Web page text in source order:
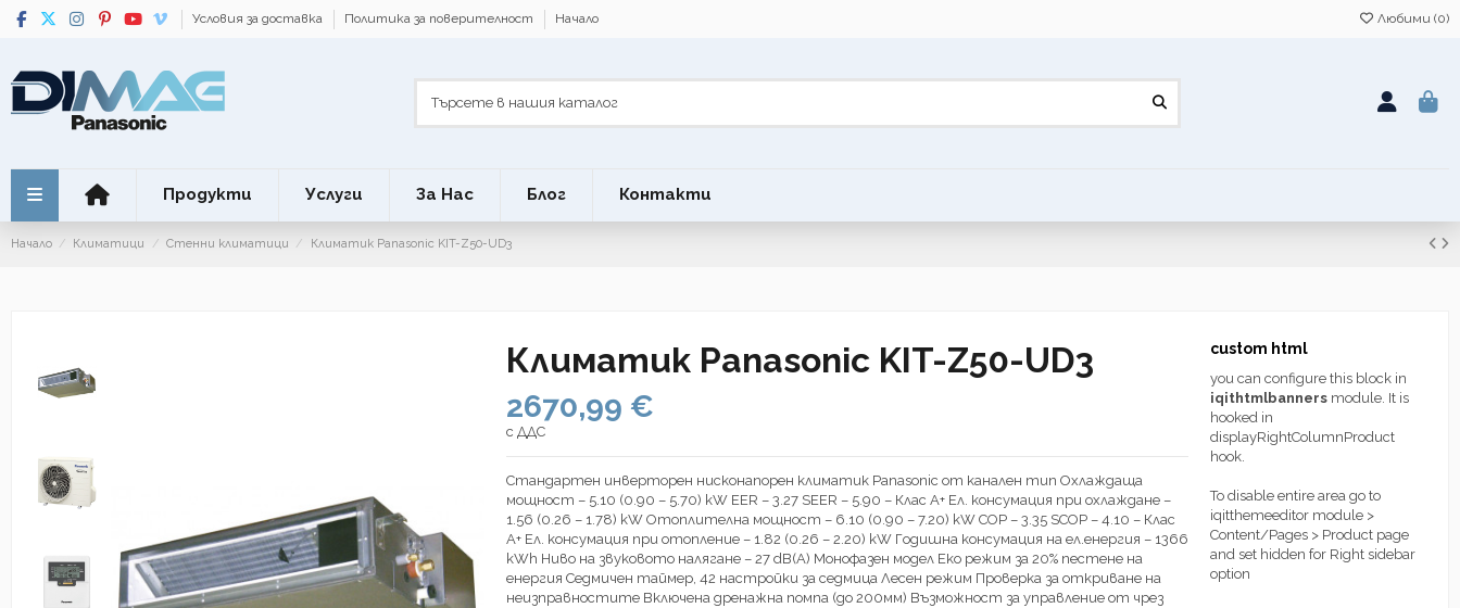
Условия за доставка Политика за поверителност Начало Любими (0)
Продукти Услуги За Нас Блог Контакти
Начало Климатици Стенни климатици Климатик Panasonic KIT-Z50-UD3
Климатик Panasonic KIT-Z50-UD3
2670,99 €
с ДДС
Стандартен инверторен нисконапорен климатик Panasonic от канален тип Охлаждаща
мощност – 5.10 (0.90 – 5.70) kW EER – 3.27 SEER – 5.90 – Клас А+ Ел. консумация при охлаждане –
1.56 (0.26 – 1.78) kW Oтоплителна мощност – 6.10 (0.90 – 7.20) kW COP – 3.35 SCOP – 4.10 – Клас
А+ Ел. консумация при отопление – 1.82 (0.26 – 2.20) kW Годишна консумация на ел.енергия – 1366
kWh Ниво на звуковото налягане – 27 dB(A) Монофазен модел Еко режим за 20% пестене на
енергия Седмичен таймер, 42 настройки за седмица Лесен режим Проверка за откриване на
неизправностите Включена дренажна помпа (до 200мм) Възможност за управление от чрез
custom html
you can configure this block in
iqithtmlbannersmodule. It is
hooked in
displayRightColumnProduct
hook.
To disable entire area go to
iqitthemeeditor module >
Content/Pages > Product page
and set hidden for Right sidebar
option